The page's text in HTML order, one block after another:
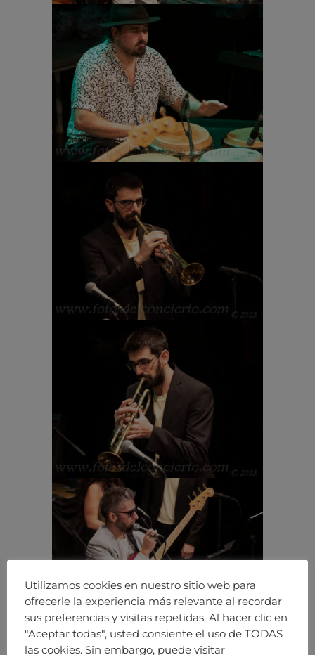
Utilizamos cookies en nuestro sitio web para
ofrecerle la experiencia más relevante al recordar
sus preferencias y visitas repetidas. Al hacer clic en
"Aceptar todas", usted consiente el uso de TODAS
las cookies. Sin embargo, puede visitar